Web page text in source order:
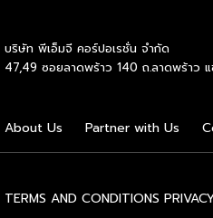
โอลิมปิก ซึ่งรูปแบบการแข่งขันจะเ
คือวิ่งสลับกับสถานีออกกำลังกาย
บริษัท พีเอ็มจี คอร์ปอเรชั่น จำกัด
47,49 ซอยลาดพร้าว 140 ถ.ลาดพร้าว
About Us Partner with Us
TERMS AND CONDITIONS